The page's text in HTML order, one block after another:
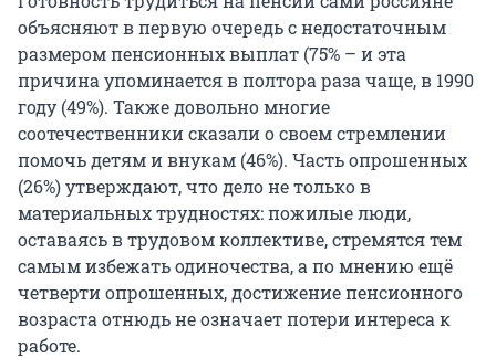
объясняют в первую очередь с недостаточным
размером пенсионных выплат (75% – и эта
причина упоминается в полтора раза чаще, в 1990
году (49%). Также довольно многие
соотечественники сказали о своем стремлении
помочь детям и внукам (46%). Часть опрошенных
(26%) утверждают, что дело не только в
материальных трудностях: пожилые люди,
оставаясь в трудовом коллективе, стремятся тем
самым избежать одиночества, а по мнению ещё
четверти опрошенных, достижение пенсионного
возраста отнюдь не означает потери интереса к
работе.